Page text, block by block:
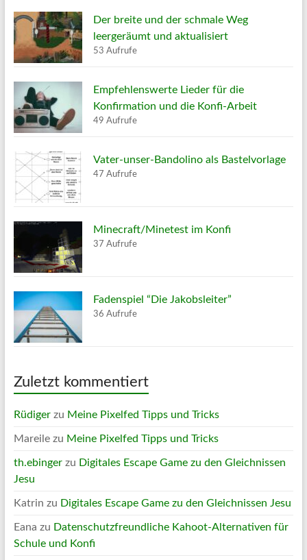
Der breite und der schmale Weg
leergeräumt und aktualisiert
53 Aufrufe
Empfehlenswerte Lieder für die
Konfirmation und die Konfi-Arbeit
49 Aufrufe
Vater-unser-Bandolino als Bastelvorlage
47 Aufrufe
Minecraft/Minetest im Konfi
37 Aufrufe
Fadenspiel “Die Jakobsleiter”
36 Aufrufe
Zuletzt kommentiert
Rüdigerzu Meine Pixelfed Tipps und Tricks
Mareilezu Meine Pixelfed Tipps und Tricks
th.ebingerzu Digitales Escape Game zu den Gleichnissen
Jesu
Katrin zu Digitales Escape Game zu den Gleichnissen Jesu
Eana zu Datenschutzfreundliche Kahoot-Alternativen für
Schule und Konfi